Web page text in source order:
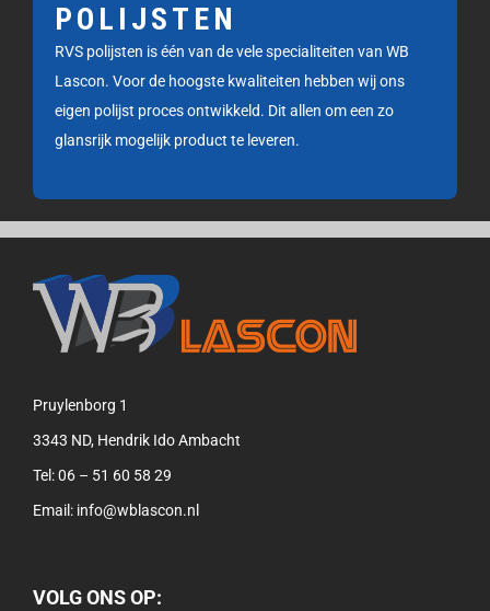
POLIJSTEN
RVS polijsten is één van de vele specialiteiten van WB
Lascon. Voor de hoogste kwaliteiten hebben wij ons
eigen polijst proces ontwikkeld. Dit allen om een zo
glansrijk mogelijk product te leveren.
Pruylenborg 1
3343 ND, Hendrik Ido Ambacht
Tel:06 – 51 60 58 29
Email: info@wblascon.nl
VOLG ONS OP: